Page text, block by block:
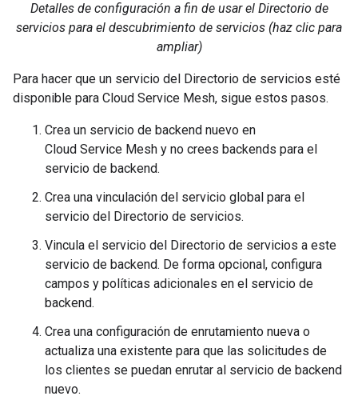
Detalles de configuración a fin de usar el Directorio de
servicios para el descubrimiento de servicios (haz clic para
ampliar)
Para hacer que un servicio del Directorio de servicios esté
disponible para Cloud Service Mesh, sigue estos pasos.
Crea un servicio de backend nuevo en
Cloud Service Mesh y no crees backends para el
servicio de backend.
Crea una vinculación del servicio global para el
servicio del Directorio de servicios.
Vincula el servicio del Directorio de servicios a este
servicio de backend. De forma opcional, configura
campos y políticas adicionales en el servicio de
backend.
Crea una configuración de enrutamiento nueva o
actualiza una existente para que las solicitudes de
los clientes se puedan enrutar al servicio de backend
nuevo.